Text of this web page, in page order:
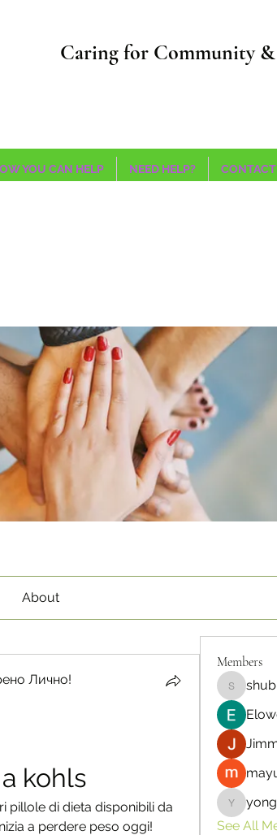
Caring for Community &
YOU CAN HELP NEED HELP?
About
Лично!
kohls
pillole di dieta disponibili da
a perdere peso oggi!
Members
See All